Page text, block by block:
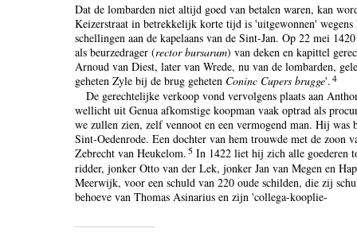
Dat de lombarden niet altijd goed van betalen waren, kan
Keizerstraat in betrekkelijk korte tijd is 'uitgewonnen'
schellingen aan de kapelaans van de Sint-Jan. Op 22 mei
als beurzedrager (rector bursarum) van deken en kapittel
Arnoud van Diest, later van Wrede, nu van de lombarden,
geheten Zyle bij de brug geheten Coninc Cupers brugge'. 4
De gerechtelijke verkoop vond vervolgens plaats aan
wellicht uit Genua afkomstige koopman vaak optrad als
we zullen zien, zelf vennoot en een vermogend man. Hij was
Sint-Oedenrode. Een dochter van hem trouwde met de zoon
Zebrecht van Heukelom. 5 In 1422 liet hij zich alle goederen
ridder, jonker Otto van der Lek, jonker Jan van Megen en
Meerwijk, voor een schuld van 220 oude schilden, die zij
behoeve van Thomas Asinarius en zijn 'collega-kooplie-